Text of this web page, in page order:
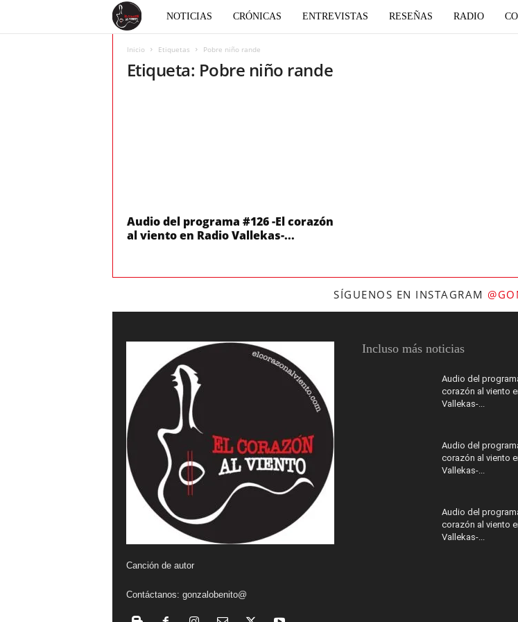
n
t
NOTICIAS CRÓNICAS ENTREVISTAS RESEÑAS RADIO
Inicio Etiquetas Pobre niño rande
Etiqueta: Pobre niño rande
Audio del programa #126 -El corazón
al viento en Radio Vallekas-...
SÍGUENOS EN INSTAGRAM
Canción de autor
Contáctanos: gonzalobenito@
Incluso más noticias
Audio del
corazón al viento
Vallekas-...
Audio del
corazón al viento
Vallekas-...
Audio del
corazón al viento
Vallekas-...